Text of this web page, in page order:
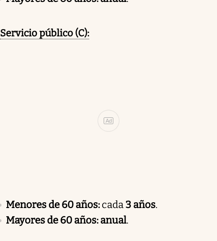
Servicio público (C):
Ad
Menores de 60 años: cada 3 años.
Mayores de 60 años: anual.